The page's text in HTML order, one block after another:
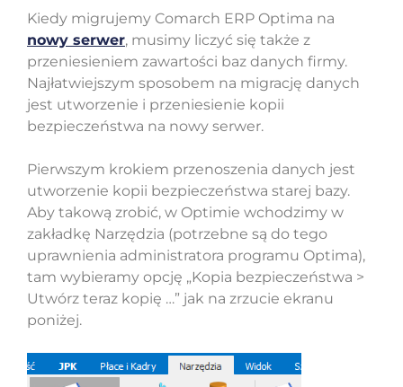
Kiedy migrujemy Comarch ERP Optima na
nowy serwer, musimy liczyć się także z
przeniesieniem zawartości baz danych firmy.
Najłatwiejszym sposobem na migrację danych
jest utworzenie i przeniesienie kopii
bezpieczeństwa na nowy serwer.
Pierwszym krokiem przenoszenia danych jest
utworzenie kopii bezpieczeństwa starej bazy.
Aby takową zrobić, w Optimie wchodzimy w
zakładkę Narzędzia (potrzebne są do tego
uprawnienia administratora programu Optima),
tam wybieramy opcję „Kopia bezpieczeństwa >
Utwórz teraz kopię …” jak na zrzucie ekranu
poniżej.